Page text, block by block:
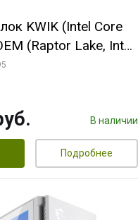
KWIK (Intel Core
(Raptor Lake, Intel
32 ГБ ОЗУ (2
В наличии
Подробнее